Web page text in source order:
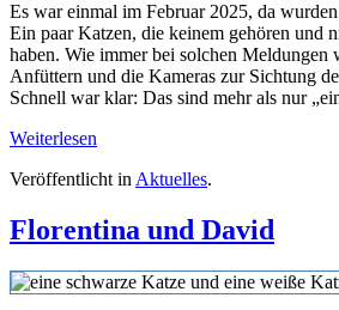
Es war einmal im Februar 2025, da
Ein paar Katzen, die keinem gehören und
haben. Wie immer bei solchen Meldungen
Anfüttern und die Kameras zur Sichtung
Schnell war klar: Das sind mehr als nur
Weiterlesen
Veröffentlicht in Aktuelles.
Florentina und David